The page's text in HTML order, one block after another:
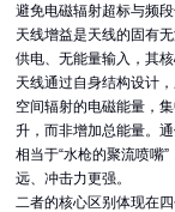
避免电磁辐射超标与频段
天线增益是天线的固有
供电、无能量输入，其
天线通过自身结构设计
空间辐射的电磁能量，
升，而非增加总能量。
相当于“水枪的聚流喷嘴
远、冲击力更强。
二者的核心区别体现在